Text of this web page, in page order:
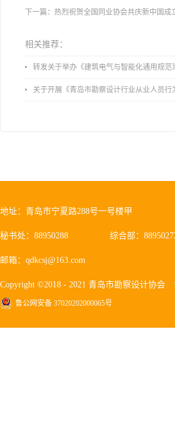
下一篇： 热烈祝贺全国同业协会共庆新中国
相关推荐：
转发关于举办《建筑电气与智能化通用规范》 GB55024-2022公益宣贯的通知
关于开展《青岛市勘察设计行业从业人员行为导则》、《青岛市住宅工程设计审查品质提升指引（2026版）》宣贯活动的
地址：青岛市宁夏路288号一号楼甲
秘书处：88950288 综合部：
邮箱：qdkcsj@163.com
Copyright ©2018 - 2021 青岛市勘察设计协会
鲁公网安备 37020202000065号